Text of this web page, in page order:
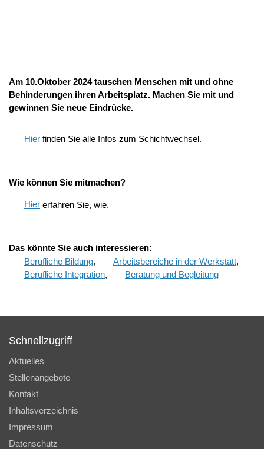
Am 10.Oktober 2024 tauschen Menschen mit und ohne
Behinderungen ihren Arbeitsplatz. Machen Sie mit und
gewinnen Sie neue Eindrücke.
Hier finden Sie alle Infos zum Schichtwechsel.
Wie können Sie mitmachen?
Hier erfahren Sie, wie.
Das könnte Sie auch interessieren:
Berufliche Bildung, Arbeitsbereiche in der Werkstatt,
Berufliche Integration
Beratung und Begleitung
Schnellzugriff
Aktuelles
Stellenangebote
Kontakt
Inhaltsverzeichnis
Impressum
Datenschutz